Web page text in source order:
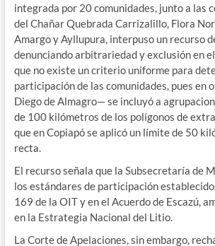
integrada por 20 comunidades, junto a las
del Chañar Quebrada Carrizalillo, Flora
Amargo y Ayllupura, interpuso un recurso
denunciando arbitrariedad y exclusión en
que no existe un criterio uniforme para
participación de las comunidades, pues en
Diego de Almagro— se incluyó a
de 100 kilómetros de los polígonos de
que en Copiapó se aplicó un límite de 50
recta.
El recurso señala que la Subsecretaría de
los estándares de participación
169 de la OIT y en el Acuerdo de Escazú,
en la Estrategia Nacional del Litio.
La Corte de Apelaciones, sin embargo,